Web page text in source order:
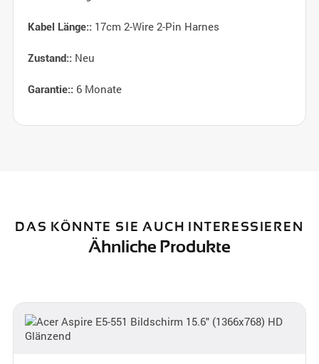
Kabel Länge::17cm 2-Wire 2-Pin Harnes
Zustand::Neu
Garantie::6 Monate
DAS KÖNNTE SIE AUCH INTERESSIEREN
Ähnliche Produkte